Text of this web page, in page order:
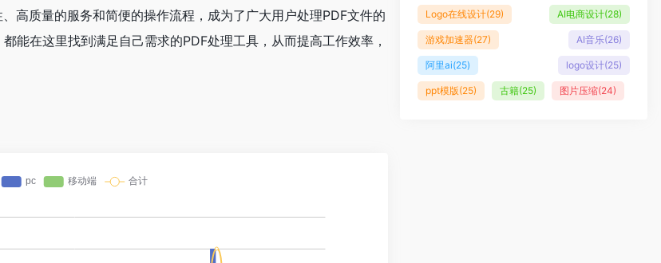
高质量的服务和简便的操作流程，成为了广大用户处理PDF文件的
能在这里找到满足自己需求的PDF处理工具，从而提高工作效率，
Logo在线设计(29) AI电商设计(28)
游戏加速器(27) AI音乐(26)
阿里ai(25) logo设计(25)
ppt模版(25) 古籍(25) 图片压缩(24)